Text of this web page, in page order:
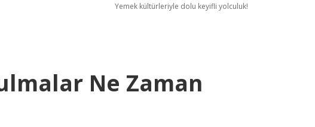
Yemek kültürleriyle dolu keyifli yolculuk!
Ne Zaman